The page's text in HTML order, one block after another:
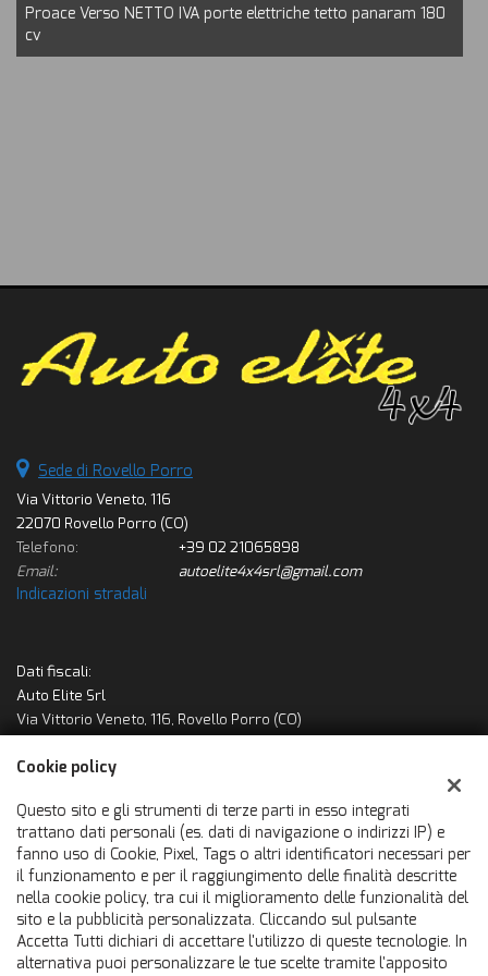
Proace Verso NETTO IVA porte elettriche tetto panaram 180
cv
Sede di Rovello Porro
Via Vittorio Veneto, 116
22070 Rovello Porro (CO)
Telefono:
+39 02 21065898
Email:
autoelite4x4srl@gmail.com
Indicazioni stradali
Dati fiscali:
Auto Elite Srl
Via Vittorio Veneto, 116, Rovello Porro (CO)
Registro delle imprese:
Cookie policy
Questo sito e gli strumenti di terze parti in esso integrati
trattano dati personali (es. dati di navigazione o indirizzi IP) e
fanno uso di Cookie, Pixel, Tags o altri identificatori necessari per
il funzionamento e per il raggiungimento delle finalità descritte
nella cookie policy, tra cui il miglioramento delle funzionalità del
sito e la pubblicità personalizzata. Cliccando sul pulsante
Accetta Tutti dichiari di accettare l'utilizzo di queste tecnologie. In
alternativa puoi personalizzare le tue scelte tramite l'apposito